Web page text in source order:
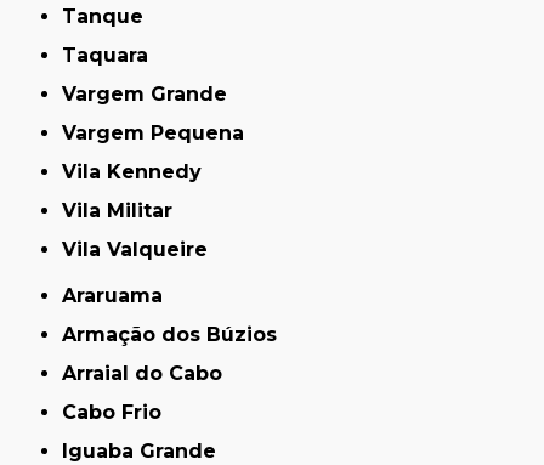
Tanque
Taquara
Vargem Grande
Vargem Pequena
Vila Kennedy
Vila Militar
Vila Valqueire
Araruama
Armação dos Búzios
Arraial do Cabo
Cabo Frio
Iguaba Grande